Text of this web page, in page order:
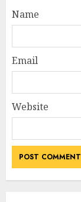
Name
Email
Website